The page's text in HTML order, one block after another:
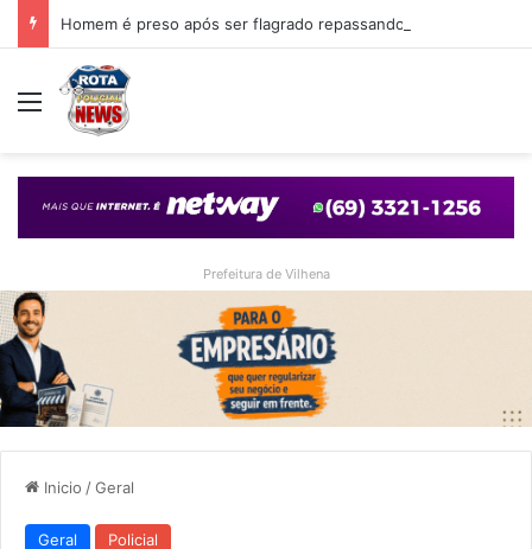
Menu
Prefeitura de Vilhena
Inicio /Geral
Geral Policial